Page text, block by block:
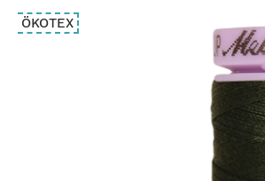
Zum
Ende
ÖKOTEX